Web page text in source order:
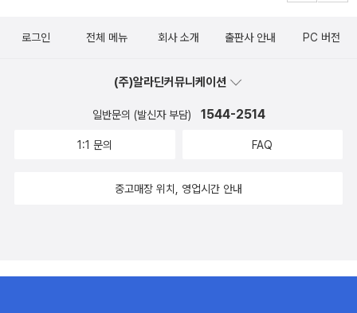
로그인 전체 메뉴 회사 소개 출판사 안내 PC 버전
(주)알라딘커뮤니케이션
일반문의 (발신자 부담) 1544-2514
1:1 문의 FAQ
중고매장 위치, 영업시간 안내